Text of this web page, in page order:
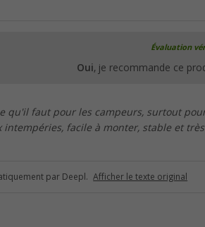
Évaluation
Oui, je recommande ce
qu'il faut pour les campeurs, surtout
facile à monter, stable et très
par Deepl. Afficher le texte original